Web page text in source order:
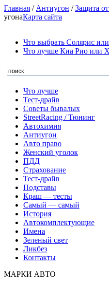
Главная / Антиугон /Защита
угонаКарта сайта
Что выбрать Солярис
Что лучше Киа Рио или
Что лучше
Тест-драйв
Советы бывалых
StreetRacing / Тюнинг
Автохимия
Антиугон
Авто право
Женский уголок
ПДД
Страхование
Тест-драйв
Подставы
Краш — тесты
Самый — самый
История
Автокомплектующие
Имена
Зеленый свет
Ликбез
Контакты
МАРКИ АВТО